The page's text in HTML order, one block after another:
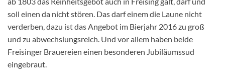
soll einen da nicht stören. Das darf einem die Laune nicht
verderben, dazu ist das Angebot im Bierjahr 2016 zu groß
und zu abwechslungsreich. Und vor allem haben beide
Freisinger Brauereien einen besonderen Jubiläumssud
eingebraut.